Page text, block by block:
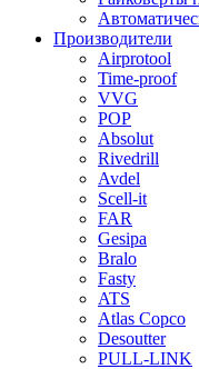
Производители
Airprotool
Time-proof
VVG
POP
Absolut
Rivedrill
Avdel
Scell-it
FAR
Gesipa
Bralo
Fasty
ATS
Atlas Copco
Desoutter
PULL-LINK